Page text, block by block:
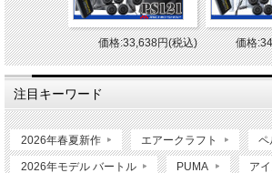
価格:33,638円(税込) 価格
注目キーワード
2026年春夏新作 エアークラフト ペ
2026年モデル バートル PUMA ア